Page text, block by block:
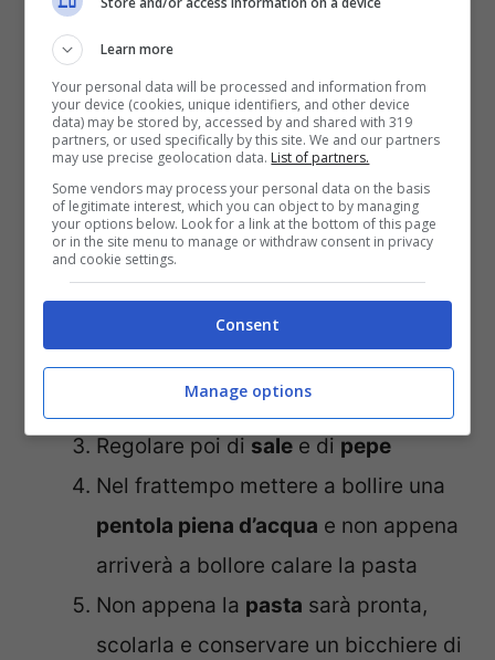
Procedimento:
Per prima cosa si andrà a preparare
il pesto di mandorle. In un mixer
mettere le foglie dibasilico, le
mandorle, ilparmigiano, l’aglioe il
succo di limone
Azionare e proseguire fin quando
non si sarà ottenuta una consistenze
cremosa ed omogenea
Regolare poi di sale e di pepe
Nel frattempo mettere a bollire una
pentola piena d’acqua e non appena
arriverà a bollore calare la pasta
Non appena la pasta sarà pronta,
scolarla e conservare un bicchiere di
Learn more
Your personal data will be processed and information from
your device (cookies, unique identifiers, and other device
data) may be stored by, accessed by and shared with 319
partners, or used specifically by this site. We and our partners
may use precise geolocation data. List of partners.
Some vendors may process your personal data on the basis
of legitimate interest, which you can object to by managing
your options below. Look for a link at the bottom of this page
or in the site menu to manage or withdraw consent in privacy
and cookie settings.
Consent
Manage options